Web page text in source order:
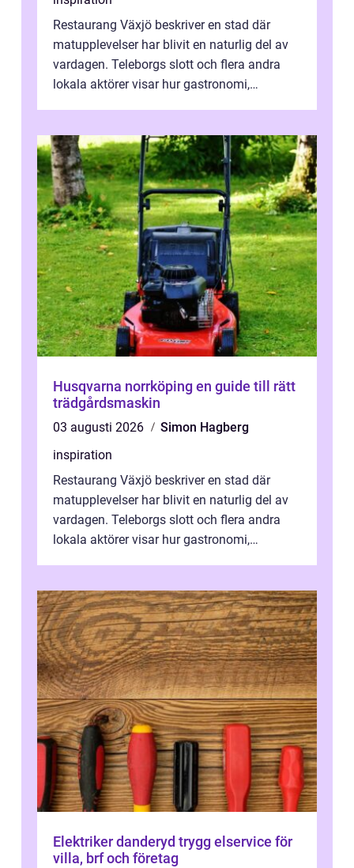
Restaurang Växjö beskriver en stad där
matupplevelser har blivit en naturlig del av
vardagen. Teleborgs slott och flera andra
lokala aktörer visar hur gastronomi,
Husqvarna norrköping en guide till rätt
trädgårdsmaskin
03 augusti 2026
Simon Hagberg
inspiration
Restaurang Växjö beskriver en stad där
matupplevelser har blivit en naturlig del av
vardagen. Teleborgs slott och flera andra
lokala aktörer visar hur gastronomi,
Elektriker danderyd trygg elservice för
villa, brf och företag